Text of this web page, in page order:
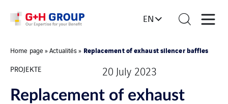
EN
Home page »Actualités» Replacement of exhaust silencer baffles
PROJEKTE
20 July 2023
Replacement of exhaust